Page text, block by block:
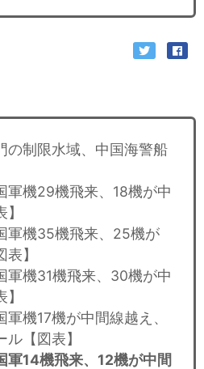
の制限水域、中国海警船
軍機29機飛来、18機が中
軍機35機飛来、25機が
】
軍機31機飛来、30機が中
機17機が中間線越え、
【図表】
軍14機飛来、12機が中間